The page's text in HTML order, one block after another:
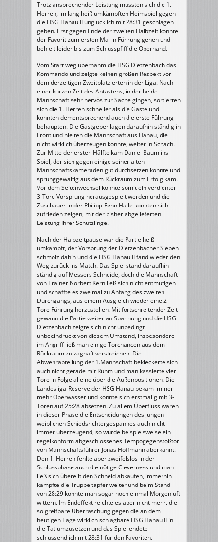
Trotz ansprechender Leistung mussten sich die 1.
Herren, im lang heiß umkämpften Heimspiel gegen
die HSG Hanau II unglücklich mit 28:31 geschlagen
geben. Erst gegen Ende der zweiten Halbzeit konnte
der Favorit zum ersten Mal in Führung gehen und
behielt leider bis zum Schlusspfiff die Oberhand.
Vom Start weg übernahm die HSG Dietzenbach das
Kommando und zeigte keinen großen Respekt vor
dem derzeitigen Zweitplatzierten in der Liga. Nach
einer kurzen Zeit des Abtastens, in der beide
Mannschaft sehr nervös zur Sache gingen, sortierten
sich die 1. Herren schneller als die Gäste und
konnten dementsprechend auch die erste Führung
behaupten. Die Gastgeber lagen daraufhin ständig in
Front und hielten die Mannschaft aus Hanau, die
nicht wirklich überzeugen konnte, weiter in Schach.
Zur Mitte der ersten Hälfte kam Daniel Baum ins
Spiel, der sich gegen einige seiner alten
Mannschaftskameraden gut durchsetzen konnte und
sprunggewaltig aus dem Rückraum zum Erfolg kam.
Vor dem Seitenwechsel konnte somit ein verdienter
3-Tore Vorsprung herausgespielt werden und die
Zuschauer in der Philipp-Fenn Halle konnten sich
zufrieden zeigen, mit der bisher abgelieferten
Leistung Ihrer Schützlinge.
Nach der Halbzeitpause war die Partie heiß
umkämpft, der Vorsprung der Dietzenbacher Sieben
schmolz dahin und die HSG Hanau II fand wieder den
Weg zurück ins Match. Das Spiel stand daraufhin
ständig auf Messers Schneide, doch die Mannschaft
von Trainer Norbert Kern ließ sich nicht entmutigen
und schaffte es zweimal zu Anfang des zweiten
Durchgangs, aus einem Ausgleich wieder eine 2-
Tore Führung herzustellen. Mit fortschreitender Zeit
gewann die Partie weiter an Spannung und die HSG
Dietzenbach zeigte sich nicht unbedingt
unbeeindruckt von diesem Umstand, insbesondere
im Angriff ließ man einige Torchancen aus dem
Rückraum zu zaghaft verstreichen. Die
Abwehrabteilung der 1.Mannschaft bekleckerte sich
auch nicht gerade mit Ruhm und man kassierte vier
Tore in Folge alleine über die Außenpositionen. Die
Landesliga-Reserve der HSG Hanau bekam immer
mehr Oberwasser und konnte sich erstmalig mit 3-
Toren auf 25:28 absetzen. Zu allem Überfluss waren
in dieser Phase die Entscheidungen des jungen
weiblichen Schiedsrichtergespannes auch nicht
immer überzeugend, so wurde beispielsweise ein
regelkonform abgeschlossenes Tempogegenstoßtor
von Mannschaftsführer Jonas Hoffmann aberkannt.
Den 1. Herren fehlte aber zweifelslos in der
Schlussphase auch die nötige Cleverness und man
ließ sich übereilt den Schneid abkaufen, immerhin
kämpfte die Truppe tapfer weiter und beim Stand
von 28:29 konnte man sogar noch einmal Morgenluft
wittern. Im Endeffekt reichte es aber nicht mehr, die
so greifbare Überraschung gegen die an dem
heutigen Tage wirklich schlagbare HSG Hanau II in
die Tat umzusetzen und das Spiel endete
schlussendlich mit 28:31 für den Favoriten.